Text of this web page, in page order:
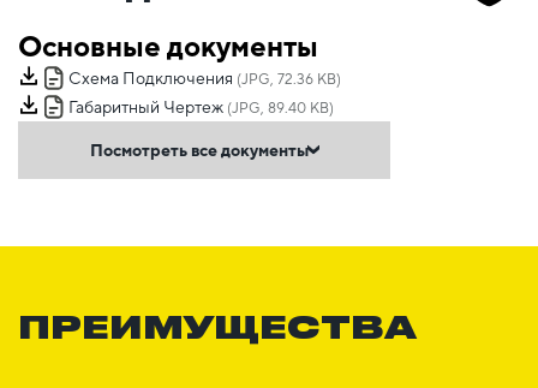
Основные документы
Схема Подключения (JPG, 72.36 KB)
Габаритный Чертеж (JPG, 89.40 KB)
Посмотреть все документы
ПРЕИМУЩЕСТВА